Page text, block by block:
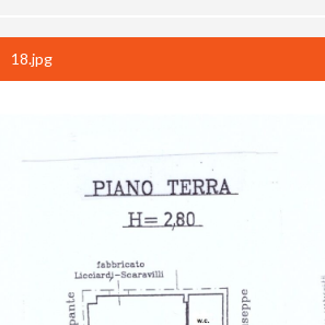
18.jpg